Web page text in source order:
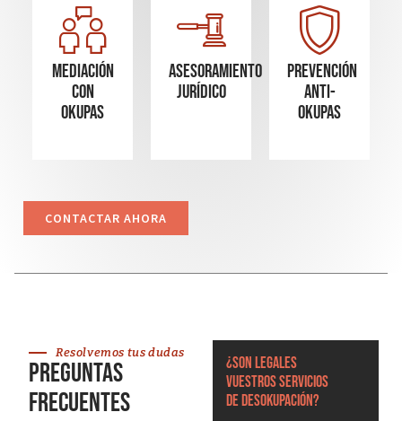
Mediación
con
okupas
Asesoramiento
Jurídico
Prevención
Anti-
Okupas
CONTACTAR AHORA
Resolvemos tus dudas
Preguntas
frecuentes
¿Son legales
vuestros servicios
de desokupación?